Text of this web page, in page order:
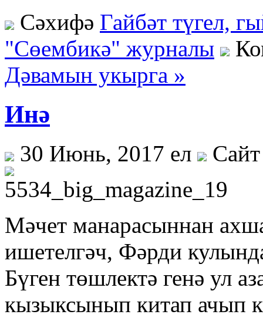
Сәхифә Гайбәт түгел,
"Сөембикә" журналы
Дәвамын укырга »
Инә
30 Июнь, 2017 ел
Мәчет манарасыннан
ишетелгәч, Фәрди
Бүген төшлектә генә ул
кызыксынып китап ачып